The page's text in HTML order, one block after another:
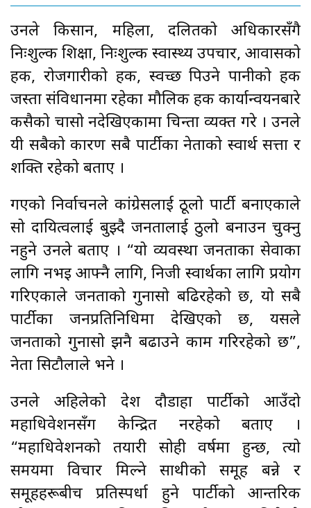
उनले किसान, महिला, दलितको अधिकारसँगै
निःशुल्क शिक्षा, निःशुल्क स्वास्थ्य उपचार, आवासको
हक, रोजगारीको हक, स्वच्छ पिउने पानीको हक
जस्ता संविधानमा रहेका मौलिक हक कार्यान्वयनबारे
कसैको चासो नदेखिएकामा चिन्ता व्यक्त गरे । उनले
यी सबैको कारण सबै पार्टीका नेताको स्वार्थ सत्ता र
शक्ति रहेको बताए ।
गएको निर्वाचनले कांग्रेसलाई ठूलो पार्टी बनाएकाले
सो दायित्वलाई बुझ्दै जनतालाई ठुलो बनाउन चुक्नु
नहुने उनले बताए । “यो व्यवस्था जनताका सेवाका
लागि नभइ आफ्नै लागि, निजी स्वार्थका लागि प्रयोग
गरिएकाले जनताको गुनासो बढिरहेको छ, यो सबै
पार्टीका जनप्रतिनिधिमा देखिएको छ, यसले
जनताको गुनासो झनै बढाउने काम गरिरहेको छ”,
नेता सिटौलाले भने ।
उनले अहिलेको देश दौडाहा पार्टीको आउँदो
महाधिवेशनसँग केन्द्रित नरहेको बताए ।
“महाधिवेशनको तयारी सोही वर्षमा हुन्छ, त्यो
समयमा विचार मिल्ने साथीको समूह बन्ने र
समूहहरूबीच प्रतिस्पर्धा हुने पार्टीको आन्तरिक